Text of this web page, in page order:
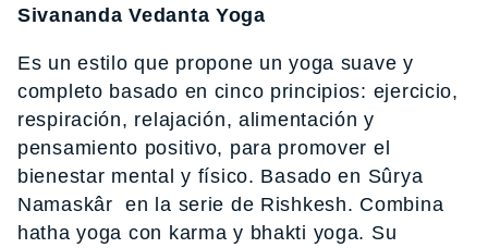
Sivananda Vedanta Yoga
Es un estilo que propone un yoga suave y
completo basado en cinco principios: ejercicio,
respiración, relajación, alimentación y
pensamiento positivo, para promover el
bienestar mental y físico. Basado en Sûrya
Namaskâr en la serie de Rishkesh. Combina
hatha yoga con karma y bhakti yoga. Su